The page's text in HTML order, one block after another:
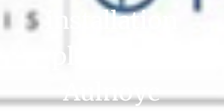
installation
plomberie
Aulnoye